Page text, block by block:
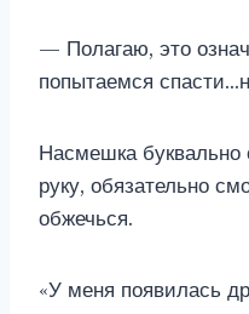
— Полагаю, это
попытаемся
Насмешка буквально
руку, обязательно
обжечься.
«У меня появилась